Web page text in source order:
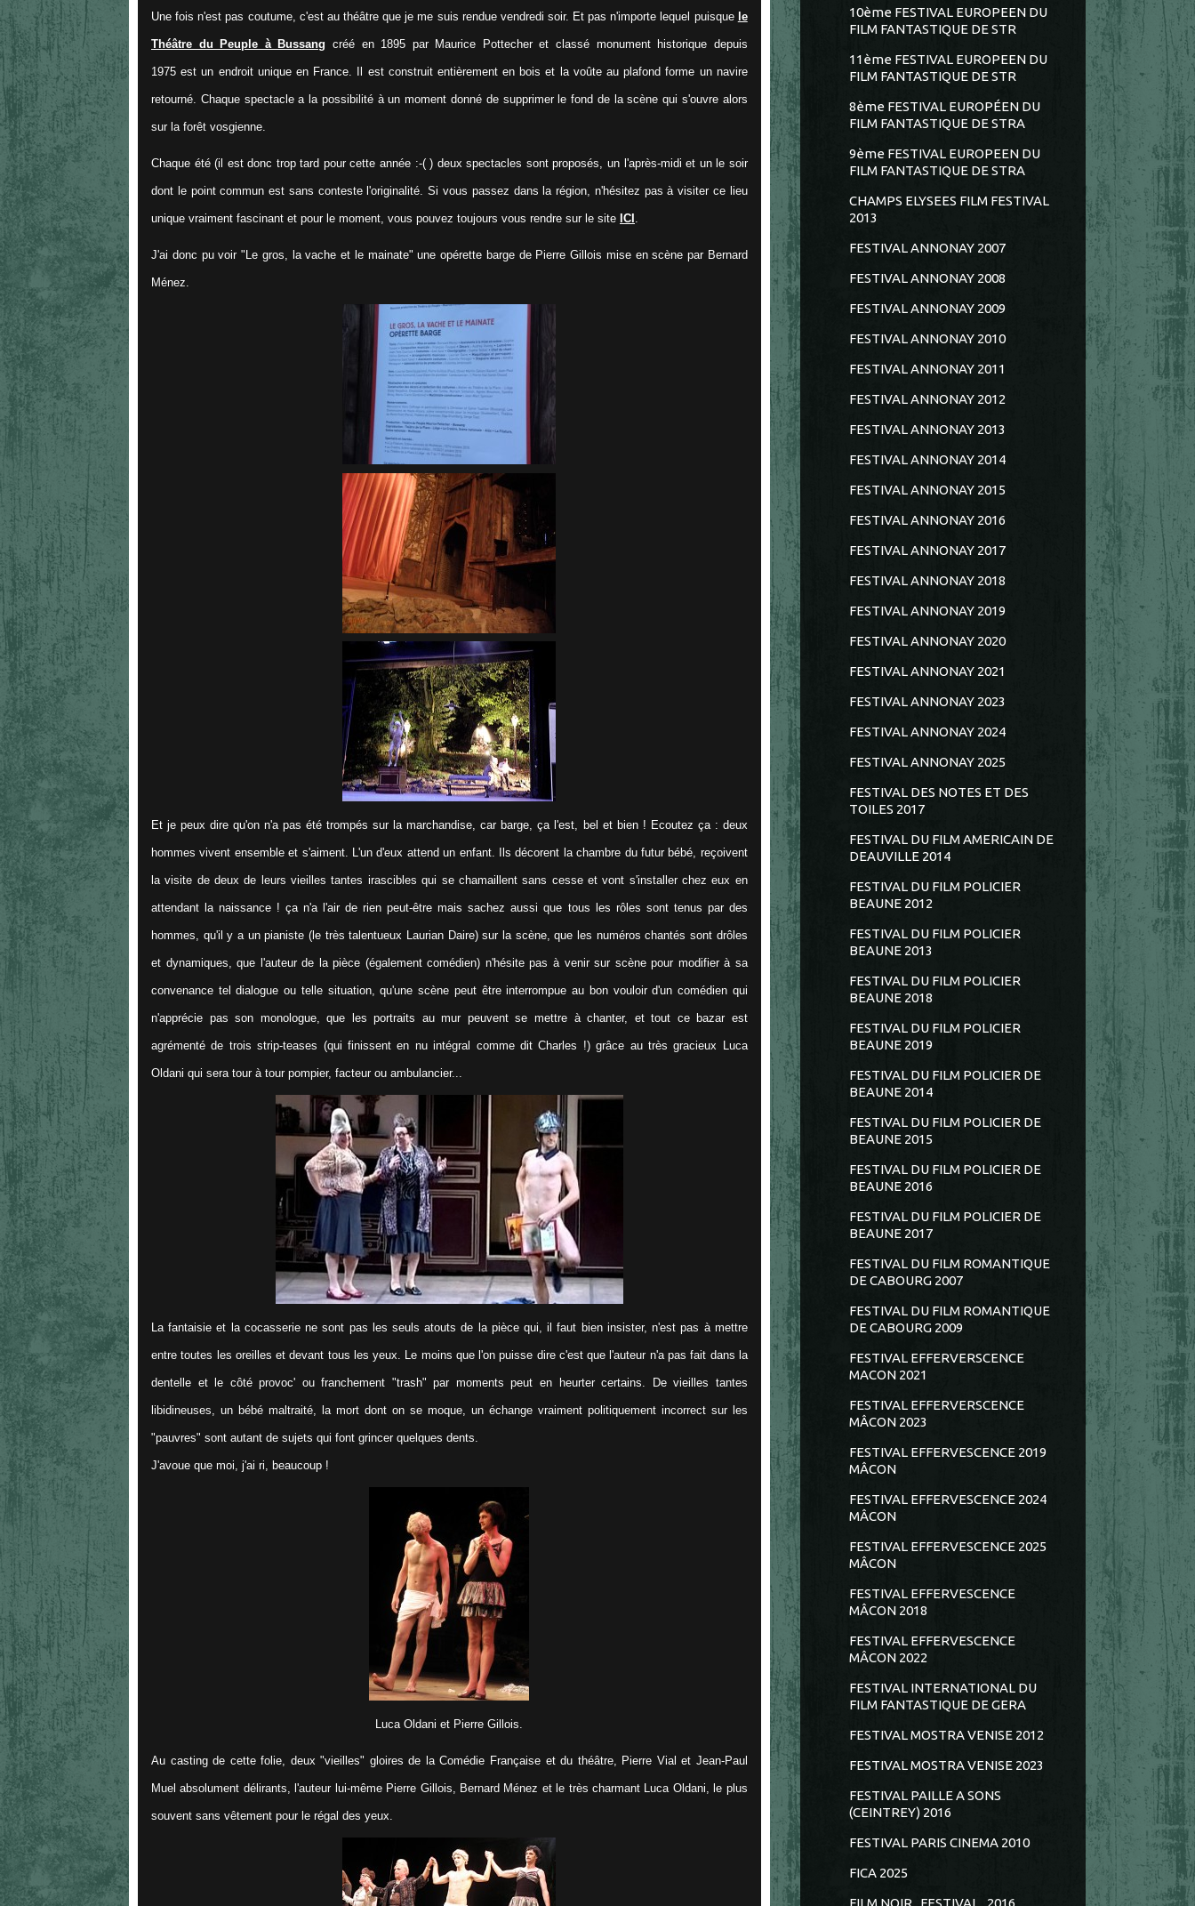
Une fois n'est pas coutume, c'est au théâtre que je me suis rendue vendredi soir. Et pas n'importe lequel puisque le
Théâtre du Peuple à Bussang créé en 1895 par Maurice Pottecher et classé monument historique depuis
1975 est un endroit unique en France. Il est construit entièrement en bois et la voûte au plafond forme un navire
retourné. Chaque spectacle a la possibilité à un moment donné de supprimer le fond de la scène qui s'ouvre alors
sur la forêt vosgienne.
Chaque été (il est donc trop tard pour cette année :-( ) deux spectacles sont proposés, un l'après-midi et un le soir
dont le point commun est sans conteste l'originalité. Si vous passez dans la région, n'hésitez pas à visiter ce lieu
unique vraiment fascinant et pour le moment, vous pouvez toujours vous rendre sur le site ICI .
J'ai donc pu voir "Le gros, la vache et le mainate" une opérette barge de Pierre Gillois mise en scène par Bernard
Ménez.
Et je peux dire qu'on n'a pas été trompés sur la marchandise, car barge, ça l'est, bel et bien ! Ecoutez ça : deux
hommes vivent ensemble et s'aiment. L'un d'eux attend un enfant. Ils décorent la chambre du futur bébé, reçoivent
la visite de deux de leurs vieilles tantes irascibles qui se chamaillent sans cesse et vont s'installer chez eux en
attendant la naissance ! ça n'a l'air de rien peut-être mais sachez aussi que tous les rôles sont tenus par des
hommes, qu'il y a un pianiste (le très talentueux Laurian Daire) sur la scène, que les numéros chantés sont drôles
et dynamiques, que l'auteur de la pièce (également comédien) n'hésite pas à venir sur scène pour modifier à sa
convenance tel dialogue ou telle situation, qu'une scène peut être interrompue au bon vouloir d'un comédien qui
n'apprécie pas son monologue, que les portraits au mur peuvent se mettre à chanter, et tout ce bazar est
agrémenté de trois strip-teases (qui finissent en nu intégral comme dit Charles !) grâce au très gracieux Luca
Oldani qui sera tour à tour pompier, facteur ou ambulancier...
La fantaisie et la cocasserie ne sont pas les seuls atouts de la pièce qui, il faut bien insister, n'est pas à mettre
entre toutes les oreilles et devant tous les yeux. Le moins que l'on puisse dire c'est que l'auteur n'a pas fait dans la
dentelle et le côté provoc' ou franchement "trash" par moments peut en heurter certains. De vieilles tantes
libidineuses, un bébé maltraité, la mort dont on se moque, un échange vraiment politiquement incorrect sur les
"pauvres" sont autant de sujets qui font grincer quelques dents.
J'avoue que moi, j'ai ri, beaucoup !
Luca Oldani et Pierre Gillois.
Au casting de cette folie, deux "vieilles" gloires de la Comédie Française et du théâtre, Pierre Vial et Jean-Paul
Muel absolument délirants, l'auteur lui-même Pierre Gillois, Bernard Ménez et le très charmant Luca Oldani, le plus
souvent sans vêtement pour le régal des yeux.
10ème FESTIVAL EUROPEEN DU
FILM FANTASTIQUE DE STR
11ème FESTIVAL EUROPEEN DU
FILM FANTASTIQUE DE STR
8ème FESTIVAL EUROPÉEN DU
FILM FANTASTIQUE DE STRA
9ème FESTIVAL EUROPEEN DU
FILM FANTASTIQUE DE STRA
CHAMPS ELYSEES FILM FESTIVAL
2013
FESTIVAL ANNONAY 2007
FESTIVAL ANNONAY 2008
FESTIVAL ANNONAY 2009
FESTIVAL ANNONAY 2010
FESTIVAL ANNONAY 2011
FESTIVAL ANNONAY 2012
FESTIVAL ANNONAY 2013
FESTIVAL ANNONAY 2014
FESTIVAL ANNONAY 2015
FESTIVAL ANNONAY 2016
FESTIVAL ANNONAY 2017
FESTIVAL ANNONAY 2018
FESTIVAL ANNONAY 2019
FESTIVAL ANNONAY 2020
FESTIVAL ANNONAY 2021
FESTIVAL ANNONAY 2023
FESTIVAL ANNONAY 2024
FESTIVAL ANNONAY 2025
FESTIVAL DES NOTES ET DES
TOILES 2017
FESTIVAL DU FILM AMERICAIN DE
DEAUVILLE 2014
FESTIVAL DU FILM POLICIER
BEAUNE 2012
FESTIVAL DU FILM POLICIER
BEAUNE 2013
FESTIVAL DU FILM POLICIER
BEAUNE 2018
FESTIVAL DU FILM POLICIER
BEAUNE 2019
FESTIVAL DU FILM POLICIER DE
BEAUNE 2014
FESTIVAL DU FILM POLICIER DE
BEAUNE 2015
FESTIVAL DU FILM POLICIER DE
BEAUNE 2016
FESTIVAL DU FILM POLICIER DE
BEAUNE 2017
FESTIVAL DU FILM ROMANTIQUE
DE CABOURG 2007
FESTIVAL DU FILM ROMANTIQUE
DE CABOURG 2009
FESTIVAL EFFERVERSCENCE
MACON 2021
FESTIVAL EFFERVERSCENCE
MÂCON 2023
FESTIVAL EFFERVESCENCE 2019
MÂCON
FESTIVAL EFFERVESCENCE 2024
MÂCON
FESTIVAL EFFERVESCENCE 2025
MÂCON
FESTIVAL EFFERVESCENCE
MÂCON 2018
FESTIVAL EFFERVESCENCE
MÂCON 2022
FESTIVAL INTERNATIONAL DU
FILM FANTASTIQUE DE GERA
FESTIVAL MOSTRA VENISE 2012
FESTIVAL MOSTRA VENISE 2023
FESTIVAL PAILLE A SONS
(CEINTREY) 2016
FESTIVAL PARIS CINEMA 2010
FICA 2025